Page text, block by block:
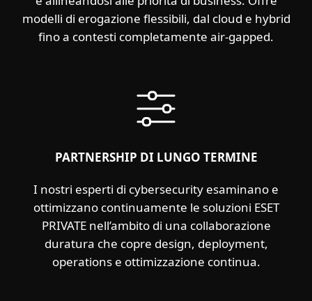
modelli di erogazione flessibili, dal cloud e hybrid
fino a contesti completamente air‑gapped.
PARTNERSHIP DI LUNGO TERMINE
I nostri esperti di cybersecurity esaminano e
ottimizzano continuamente le soluzioni ESET
PRIVATE nell’ambito di una collaborazione
duratura che copre design, deployment,
operations e ottimizzazione continua.